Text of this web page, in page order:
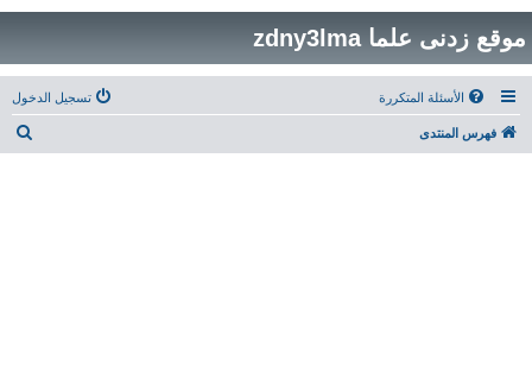
موقع زدنى علما zdny3lma
الأسئلة المتكررة تسجيل الدخول
فهرس المنتدى